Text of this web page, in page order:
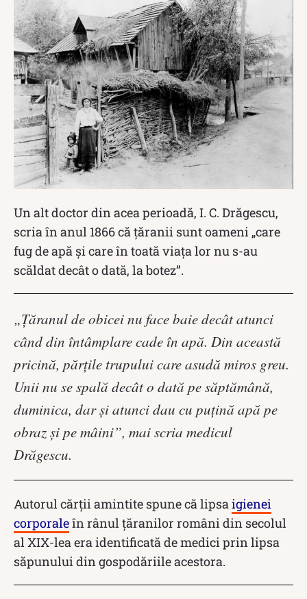
Un alt doctor din acea perioadă, I. C. Drăgescu,
scria în anul 1866 că țăranii sunt oameni „care
fug de apă și care în toată viața lor nu s-au
scăldat decât o dată, la botez”.
„Ţăranul de obicei nu face baie decât atunci
când din întâmplare cade în apă. Din această
pricină, părţile trupului care asudă miros greu.
Unii nu se spală decât o dată pe săptămână,
duminica, dar şi atunci dau cu puţină apă pe
obraz şi pe mâini”, mai scria medicul
Drăgescu.
Autorul cărţii amintite spune că lipsaigienei
corporaleîn rânul țăranilor români din secolul
al XIX-lea era identificată de medici prin lipsa
săpunului din gospodăriile acestora.